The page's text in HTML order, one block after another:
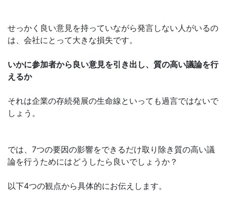
せっかく良い意見を持っていながら発言しない人がいるの
は、会社にとって大きな損失です。
いかに参加者から良い意見を引き出し、質の高い議論を行
えるか
それは企業の存続発展の生命線といっても過言ではないで
しょう。
では、7つの要因の影響をできるだけ取り除き質の高い議
論を行うためにはどうしたら良いでしょうか？
以下4つの観点から具体的にお伝えします。